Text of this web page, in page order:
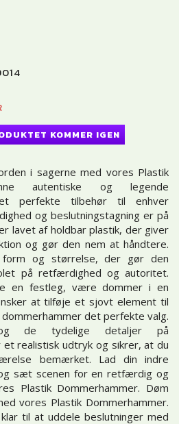
KOMMER IGEN
i sagerne med vores Plastik
autentiske og legende
perfekte tilbehør til enhver
og beslutningstagning er på
lavet af holdbar plastik, der giver
og gør den nem at håndtere.
form og størrelse, der gør den
på retfærdighed og autoritet.
en festleg, være dommer i en
at tilføje et sjovt element til
det perfekte valg.
de tydelige detaljer på
realistisk udtryk og sikrer, at du
bemærket. Lad din indre
sæt scenen for en retfærdig og
Plastik Dommerhammer. Døm
vores Plastik Dommerhammer.
til at uddele beslutninger med